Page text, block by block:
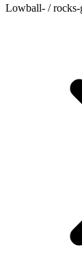
Lowball- / rocks-